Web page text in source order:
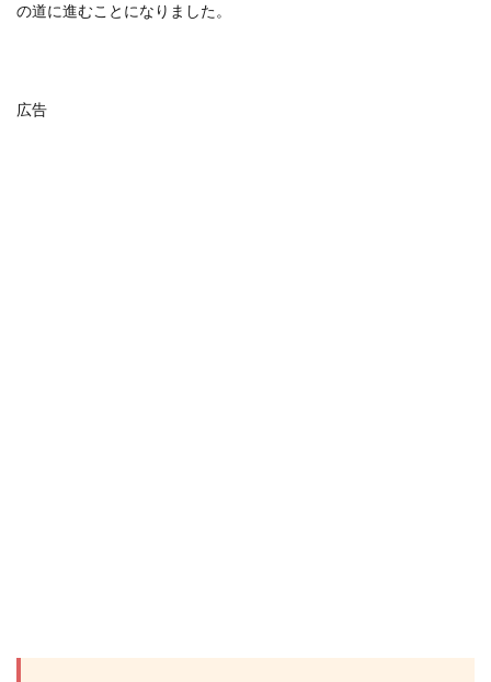
の道に進むことになりました。
広告